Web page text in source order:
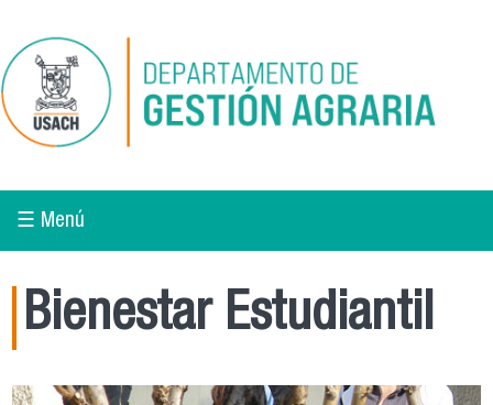
☰ Menú
Bienestar Estudiantil